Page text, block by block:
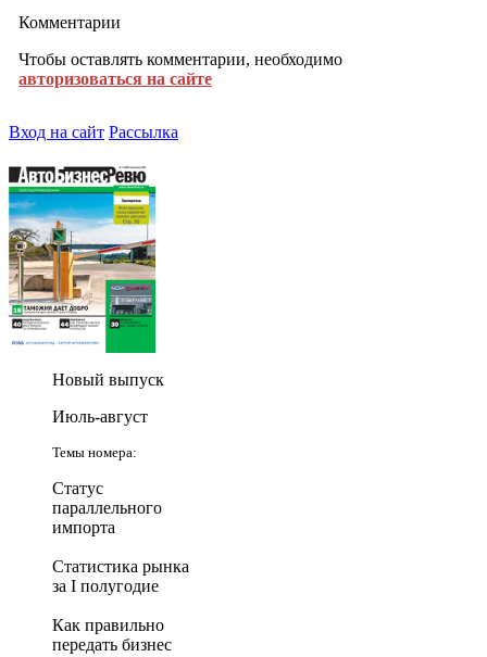
Комментарии
Чтобы оставлять комментарии, необходимо
авторизоваться на сайте
Вход на сайт Рассылка
Новый выпуск
Июль-август
Темы номера:
Статус
параллельного
импорта
Статистика рынка
за I полугодие
Как правильно
передать бизнес